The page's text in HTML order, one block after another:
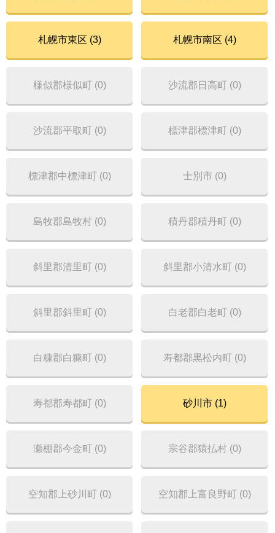
札幌市東区 (3) 札幌市南区 (4)
様似郡様似町 (0) 沙流郡日高町 (0)
沙流郡平取町 (0) 標津郡標津町 (0)
標津郡中標津町 (0) 士別市 (0)
島牧郡島牧村 (0) 積丹郡積丹町 (0)
斜里郡清里町 (0) 斜里郡小清水町 (0)
斜里郡斜里町 (0) 白老郡白老町 (0)
白糠郡白糠町 (0) 寿都郡黒松内町 (0)
寿都郡寿都町 (0) 砂川市 (1)
瀬棚郡今金町 (0) 宗谷郡猿払村 (0)
空知郡上砂川町 (0) 空知郡上富良野町 (0)